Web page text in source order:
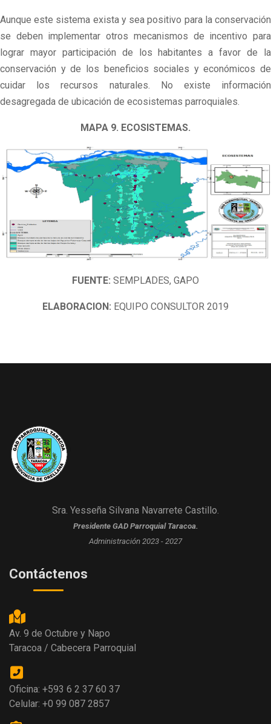
Aunque este sistema exista y sea positivo para la conservación
se deben implementar otros mecanismos de incentivo para
lograr mayor participación de los habitantes a favor de la
conservación y de los beneficios sociales y económicos de
cuidar los recursos naturales. No existe información
desagregada de ubicación de ecosistemas parroquiales.
MAPA 9. ECOSISTEMAS.
FUENTE: SEMPLADES, GAPO
ELABORACION: EQUIPO CONSULTOR 2019
Sra. Yesseña Silvana Navarrete Castillo.
Presidente GAD Parroquial Taracoa.
Administración 2023 - 2027
Contáctenos
Av. 9 de Octubre y Napo
Taracoa / Cabecera Parroquial
Oficina: +593 6 2 37 60 37
Celular: +0 99 087 2857